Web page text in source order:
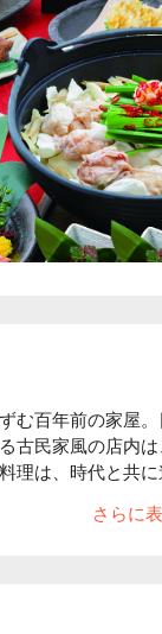
む百年前の家屋
古民家風の店内
理は、時代と共に
気は、私たちの
器にも拘ってい
さらに